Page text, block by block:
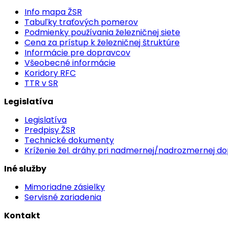
Info mapa ŽSR
Tabuľky traťových pomerov
Podmienky používania železničnej siete
Cena za prístup k železničnej štruktúre
Informácie pre dopravcov
Všeobecné informácie
Koridory RFC
TTR v SR
Legislatíva
Legislatíva
Predpisy ŽSR
Technické dokumenty
Kríženie žel. dráhy pri nadmernej/nadrozmernej
Iné služby
Mimoriadne zásielky
Servisné zariadenia
Kontakt